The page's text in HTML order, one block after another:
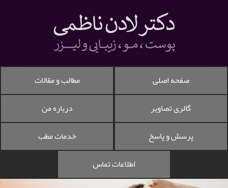
صفحه اصلی
مطالب و مقالات
گالری تصاویر
درباره من
پرسش و پاسخ
خدمات مطب
اطلاعات تماس